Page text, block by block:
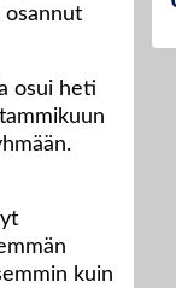
osannut
osui heti
kuin